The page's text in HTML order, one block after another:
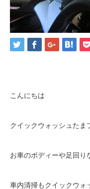
こんにちは
クイックウォッシュたま
お車のボディーや足回り
車内清掃もクイックウォ